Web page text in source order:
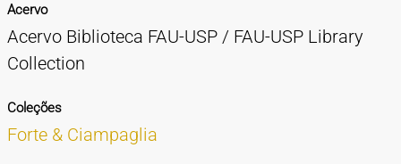
Acervo
Acervo Biblioteca FAU-USP / FAU-USP Library
Collection
Coleções
Forte & Ciampaglia